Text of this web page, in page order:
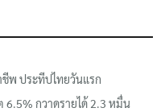
ชีพ ประทีปไทยวันแรก
6.5% กวาดรายได้ 2.3 หมื่น